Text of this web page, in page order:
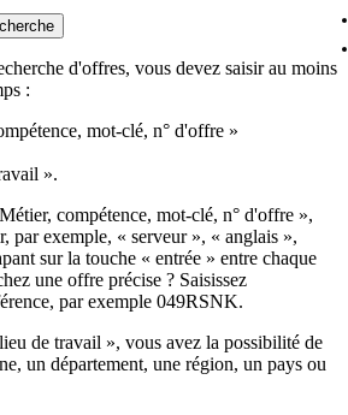
d'offres, vous devez saisir au moins
:
mot-clé, n° d'offre »
».
compétence, mot-clé, n° d'offre »,
par exemple, « serveur », « anglais »,
sur la touche « entrée » entre chaque
une offre précise ? Saisissez
par exemple 049RSNK.
de travail », vous avez la possibilité de
un département, une région, un pays ou